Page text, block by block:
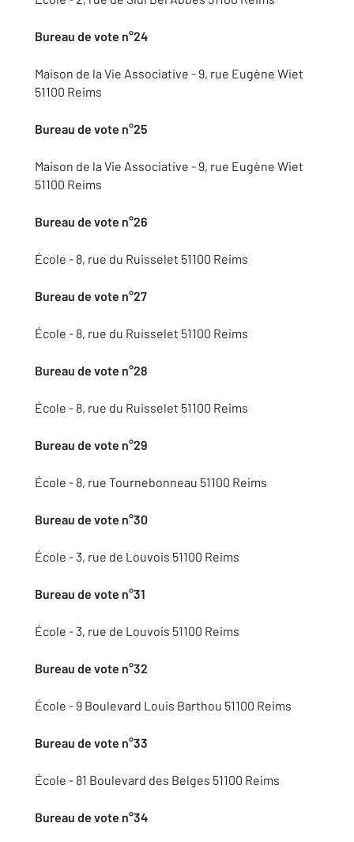
Bureau de vote n°24
Maison de la Vie Associative - 9, rue Eugène Wiet
51100 Reims
Bureau de vote n°25
Maison de la Vie Associative - 9, rue Eugène Wiet
51100 Reims
Bureau de vote n°26
École - 8, rue du Ruisselet 51100 Reims
Bureau de vote n°27
École - 8, rue du Ruisselet 51100 Reims
Bureau de vote n°28
École - 8, rue du Ruisselet 51100 Reims
Bureau de vote n°29
École - 8, rue Tournebonneau 51100 Reims
Bureau de vote n°30
École - 3, rue de Louvois 51100 Reims
Bureau de vote n°31
École - 3, rue de Louvois 51100 Reims
Bureau de vote n°32
École - 9 Boulevard Louis Barthou 51100 Reims
Bureau de vote n°33
École - 81 Boulevard des Belges 51100 Reims
Bureau de vote n°34